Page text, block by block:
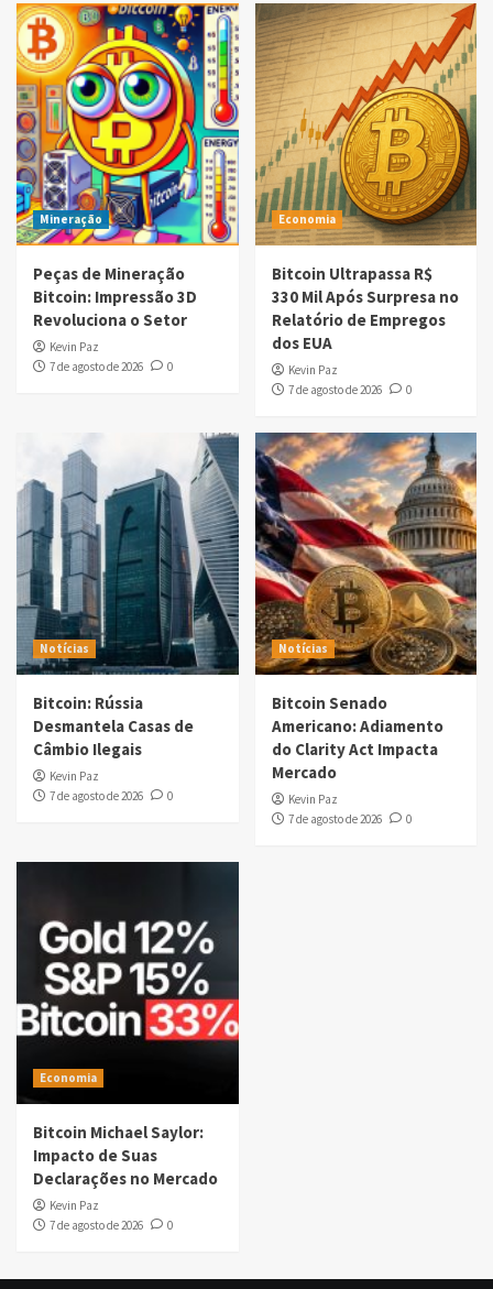
Mineração
Peças de Mineração
Bitcoin: Impressão 3D
Revoluciona o Setor
Kevin Paz
7 de agosto de 2026
0
Economia
Bitcoin Ultrapassa R$
330 Mil Após Surpresa no
Relatório de Empregos
dos EUA
Kevin Paz
7 de agosto de 2026
0
Notícias
Bitcoin: Rússia
Desmantela Casas de
Câmbio Ilegais
Kevin Paz
7 de agosto de 2026
0
Notícias
Bitcoin Senado
Americano: Adiamento
do Clarity Act Impacta
Mercado
Kevin Paz
7 de agosto de 2026
0
Economia
Bitcoin Michael Saylor:
Impacto de Suas
Declarações no Mercado
Kevin Paz
7 de agosto de 2026
0